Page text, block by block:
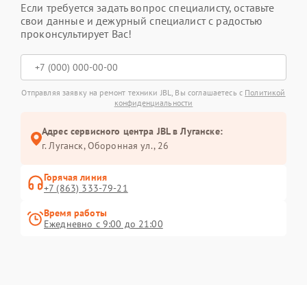
Если требуется задать вопрос специалисту, оставьте
свои данные и дежурный специалист с радостью
проконсультирует Вас!
Отправляя заявку на ремонт техники JBL, Вы соглашаетесь с Политикой
конфиденциальности
Адрес сервисного центра JBL в Луганске:
г. Луганск, Оборонная ул., 26
Горячая линия
+7 (863) 333-79-21
Время работы
Ежедневно с 9:00 до 21:00